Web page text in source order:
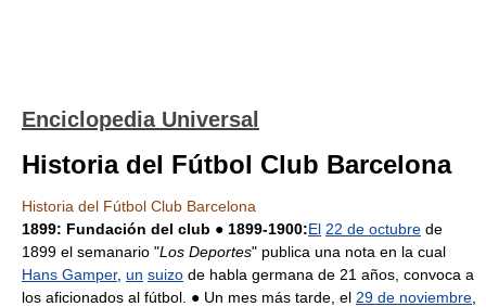
Enciclopedia Universal
Historia del Fútbol Club Barcelona
Historia del Fútbol Club Barcelona
1899: Fundación del club ● 1899-1900:El 22 de octubre de
1899 el semanario "Los Deportes" publica una nota en la cual
Hans Gamper, un suizo de habla germana de 21 años, convoca a
los aficionados al fútbol. ● Un mes más tarde, el 29 de noviembre